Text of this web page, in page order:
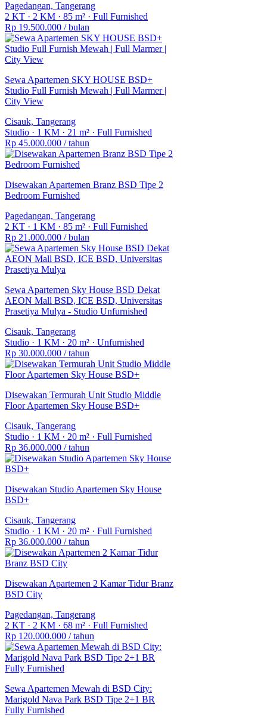
Pagedangan, Tangerang
2 KT · 2 KM · 85 m² · Full Furnished
Rp 19.500.000 / bulan
Sewa Apartemen SKY HOUSE BSD+
Studio Full Furnish Mewah | Full Marmer |
City View
Cisauk, Tangerang
Studio · 1 KM · 21 m² · Full Furnished
Rp 45.000.000 / tahun
Disewakan Apartemen Branz BSD Tipe 2
Bedroom Furnished
Pagedangan, Tangerang
2 KT · 1 KM · 85 m² · Full Furnished
Rp 21.000.000 / bulan
Sewa Apartemen Sky House BSD Dekat
AEON Mall BSD, ICE BSD, Universitas
Prasetiya Mulya - Studio Unfurnished
Cisauk, Tangerang
Studio · 1 KM · 20 m² · Unfurnished
Rp 30.000.000 / tahun
Disewakan Termurah Unit Studio Middle
Floor Apartemen Sky House BSD+
Cisauk, Tangerang
Studio · 1 KM · 20 m² · Full Furnished
Rp 36.000.000 / tahun
Disewakan Studio Apartemen Sky House
BSD+
Cisauk, Tangerang
Studio · 1 KM · 20 m² · Full Furnished
Rp 36.000.000 / tahun
Disewakan Apartemen 2 Kamar Tidur Branz
BSD City
Pagedangan, Tangerang
2 KT · 2 KM · 68 m² · Full Furnished
Rp 120.000.000 / tahun
Sewa Apartemen Mewah di BSD City:
Marigold Nava Park BSD Tipe 2+1 BR
Fully Furnished